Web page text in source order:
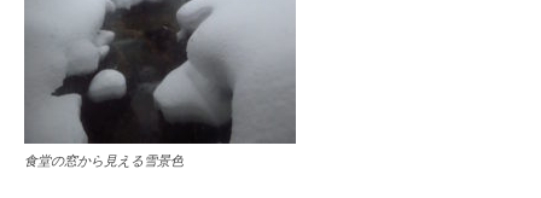
食堂の窓から見える雪景色